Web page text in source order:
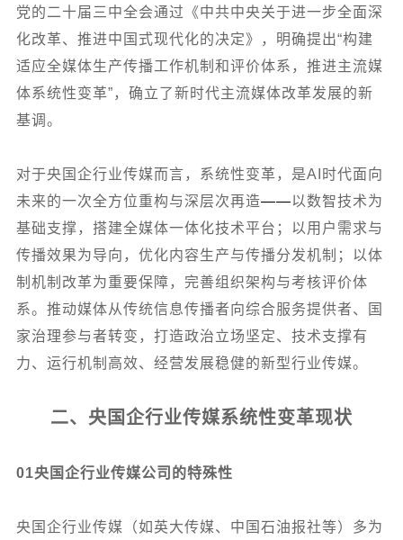
党的二十届三中全会通过《中共中央关于进一步全面深
化改革、推进中国式现代化的决定》，明确提出“构建
适应全媒体生产传播工作机制和评价体系，推进主流媒
体系统性变革”，确立了新时代主流媒体改革发展的新
基调。
对于央国企行业传媒而言，系统性变革，是AI时代面向
未来的一次全方位重构与深层次再造——以数智技术为
基础支撑，搭建全媒体一体化技术平台；以用户需求与
传播效果为导向，优化内容生产与传播分发机制；以体
制机制改革为重要保障，完善组织架构与考核评价体
系。推动媒体从传统信息传播者向综合服务提供者、国
家治理参与者转变，打造政治立场坚定、技术支撑有
力、运行机制高效、经营发展稳健的新型行业传媒。
二、央国企行业传媒系统性变革现状
01央国企行业传媒公司的特殊性
央国企行业传媒（如英大传媒、中国石油报社等）多为